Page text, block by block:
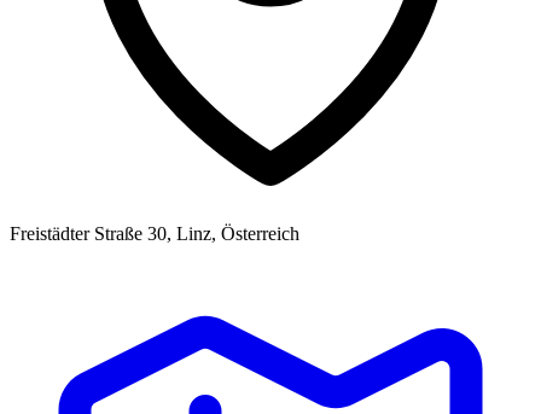
Freistädter Straße 30, Linz, Österreich